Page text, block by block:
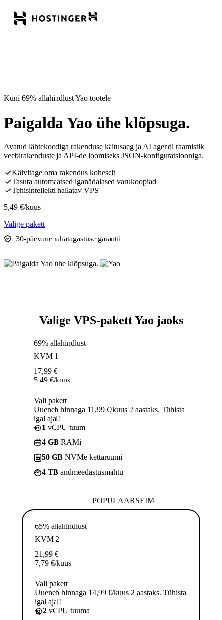
Kuni 69% allahindlust Yao tootele
Paigalda Yao ühe klõpsuga.
Avatud lähtekoodiga rakenduse käitusaeg ja AI agendi raamistik
veebirakenduste ja API-de loomiseks JSON-konfiguratsiooniga.
Käivitage oma rakendus koheselt
Tasuta automaatsed iganädalased varukoopiad
Tehisintellekti hallatav VPS
5,49 €/kuus
Valige pakett
30-päevane rahatagastuse garantii
Valige VPS-pakett Yao jaoks
69% allahindlust
KVM 1
17,99 €
5,49 €/kuus
Vali pakett
Uueneb hinnaga 11,99 €/kuus 2 aastaks. Tühista
igal ajal!
1 vCPU tuum
4 GB RAMi
50 GB NVMe kettaruumi
4 TB andmeedastusmahtu
POPULAARSEIM
65% allahindlust
KVM 2
21,99 €
7,79 €/kuus
Vali pakett
Uueneb hinnaga 14,99 €/kuus 2 aastaks. Tühista
igal ajal!
2 vCPU tuuma